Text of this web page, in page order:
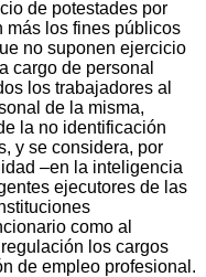
de potestades por
más los fines públicos
no suponen ejercicio
cargo de personal
los trabajadores al
de la misma,
la no identificación
y se considera, por
–en la inteligencia
ejecutores de las
como al
los cargos
de empleo profesional.